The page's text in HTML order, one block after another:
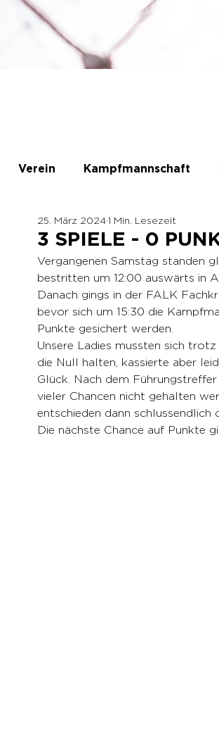
Verein Kampfmannschaft
ASKÖ Ladies Unbenannte
3 SPIELE - 0
25. März 2024 1 Min. Lesezeit
Vergangenen Samstag standen
bestritten um 12:00 auswärts in
Danach gings in der FALK
bevor sich um 15:30 die
Punkte gesichert werden.
Unsere Ladies mussten sich
die Null halten, kassierte aber
Glück. Nach dem
vieler Chancen nicht gehalten
entschieden dann schlussendlich
Die nächste Chance auf Punkte